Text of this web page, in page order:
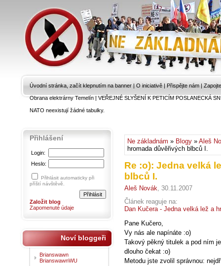
Úvodní stránka, začít klepnutím na banner | O iniciativě | Přispějte nám |
Obrana elektrárny Temelín|VEŘEJNÉ SLYŠENÍ K PETICÍM POSLANECKÁ
NATO neexistují žádné tabulky.
Ne základnám » Blogy » Aleš
hromada důvěřivých blbců I.
Re :o): Jedna velká
blbců I.
Aleš Novák, 30.11.2007
Článek reaguje na:
Dan Kučera - Jedna velká lež a
Pane Kučero,
Vy nás ale napínáte :o)
Takový pěkný titulek a pod ním
dlouho čekat :o)
Metodu jste zvolil správnou:
Přihlášení
Login:
Heslo:
Přihlásit automaticky při
příští návštěvě.
Založit blog
Zapomenuté údaje
Noví bloggeři
Brianswawn
BrianswawnWU